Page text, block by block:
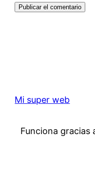
Mi super web
Funciona gracias